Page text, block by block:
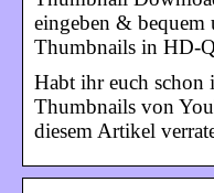
eingeben &
Thumbnails in HD-
Habt ihr euch schon
Thumbnails von
diesem Artikel